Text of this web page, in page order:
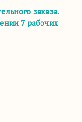
заказа.
7 рабочих